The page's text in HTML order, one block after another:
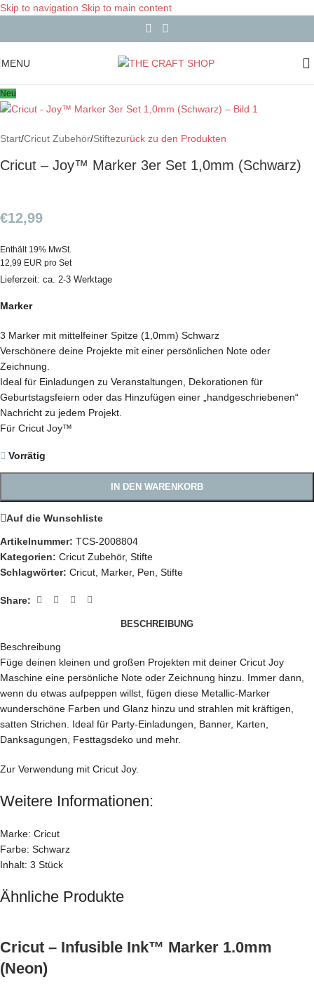
Skip to navigation Skip to main content
MENU
Neu
Start/Cricut Zubehör/Stiftezurück zu den Produkten
Cricut – Joy™ Marker 3er Set 1,0mm (Schwarz)
€12,99
Enthält 19% MwSt.
12,99 EUR pro Set
Lieferzeit: ca. 2-3 Werktage
Marker
3 Marker mit mittelfeiner Spitze (1,0mm) Schwarz
Verschönere deine Projekte mit einer persönlichen Note oder
Zeichnung.
Ideal für Einladungen zu Veranstaltungen, Dekorationen für
Geburtstagsfeiern oder das Hinzufügen einer „handgeschriebenen“
Nachricht zu jedem Projekt.
Für Cricut Joy™
Vorrätig
IN DEN WARENKORB
Auf die Wunschliste
Artikelnummer: TCS-2008804
Kategorien: Cricut Zubehör, Stifte
Schlagwörter: Cricut, Marker, Pen, Stifte
Share:
BESCHREIBUNG
Beschreibung
Füge deinen kleinen und großen Projekten mit deiner Cricut Joy
Maschine eine persönliche Note oder Zeichnung hinzu. Immer dann,
wenn du etwas aufpeppen willst, fügen diese Metallic-Marker
wunderschöne Farben und Glanz hinzu und strahlen mit kräftigen,
satten Strichen. Ideal für Party-Einladungen, Banner, Karten,
Danksagungen, Festtagsdeko und mehr.
Zur Verwendung mit Cricut Joy.
Weitere Informationen:
Marke: Cricut
Farbe: Schwarz
Inhalt: 3 Stück
Ähnliche Produkte
Cricut – Infusible Ink™ Marker 1.0mm
(Neon)